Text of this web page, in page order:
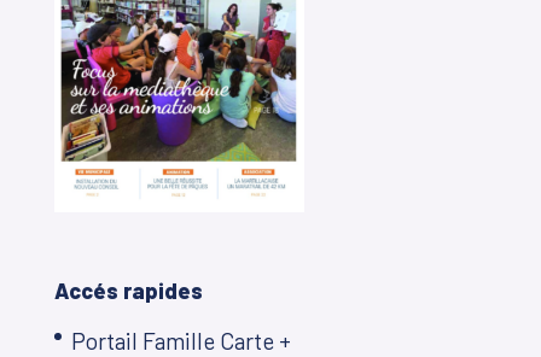
Accés rapides
Portail Famille Carte +